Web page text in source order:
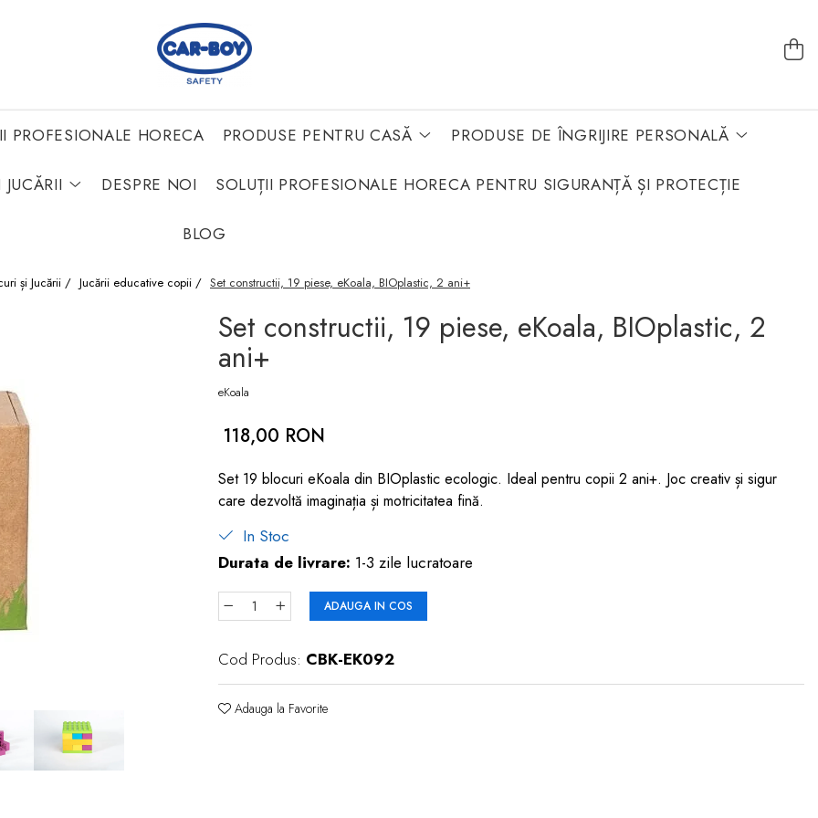
PROFESIONALE HORECA PRODUSE PENTRU CASĂ PRODUSE DE ÎNGRIJIRE PERSONALĂ
JUCĂRII DESPRE NOI SOLUȚII PROFESIONALE HORECA PENTRU SIGURANȚĂ ȘI PROTECȚIE
BLOG
și Jucării / Jucării educative copii / Set constructii, 19 piese, eKoala, BIOplastic, 2 ani+
Set constructii, 19 piese, eKoala, BIOplastic, 2
ani+
eKoala
118,00 RON
Set 19 blocuri eKoala din BIOplastic ecologic. Ideal pentru copii 2 ani+. Joc creativ și sigur
care dezvoltă imaginația și motricitatea fină.
In Stoc
Durata de livrare: 1-3 zile lucratoare
ADAUGA IN COS
Cod Produs: CBK-EK092
Adauga la Favorite